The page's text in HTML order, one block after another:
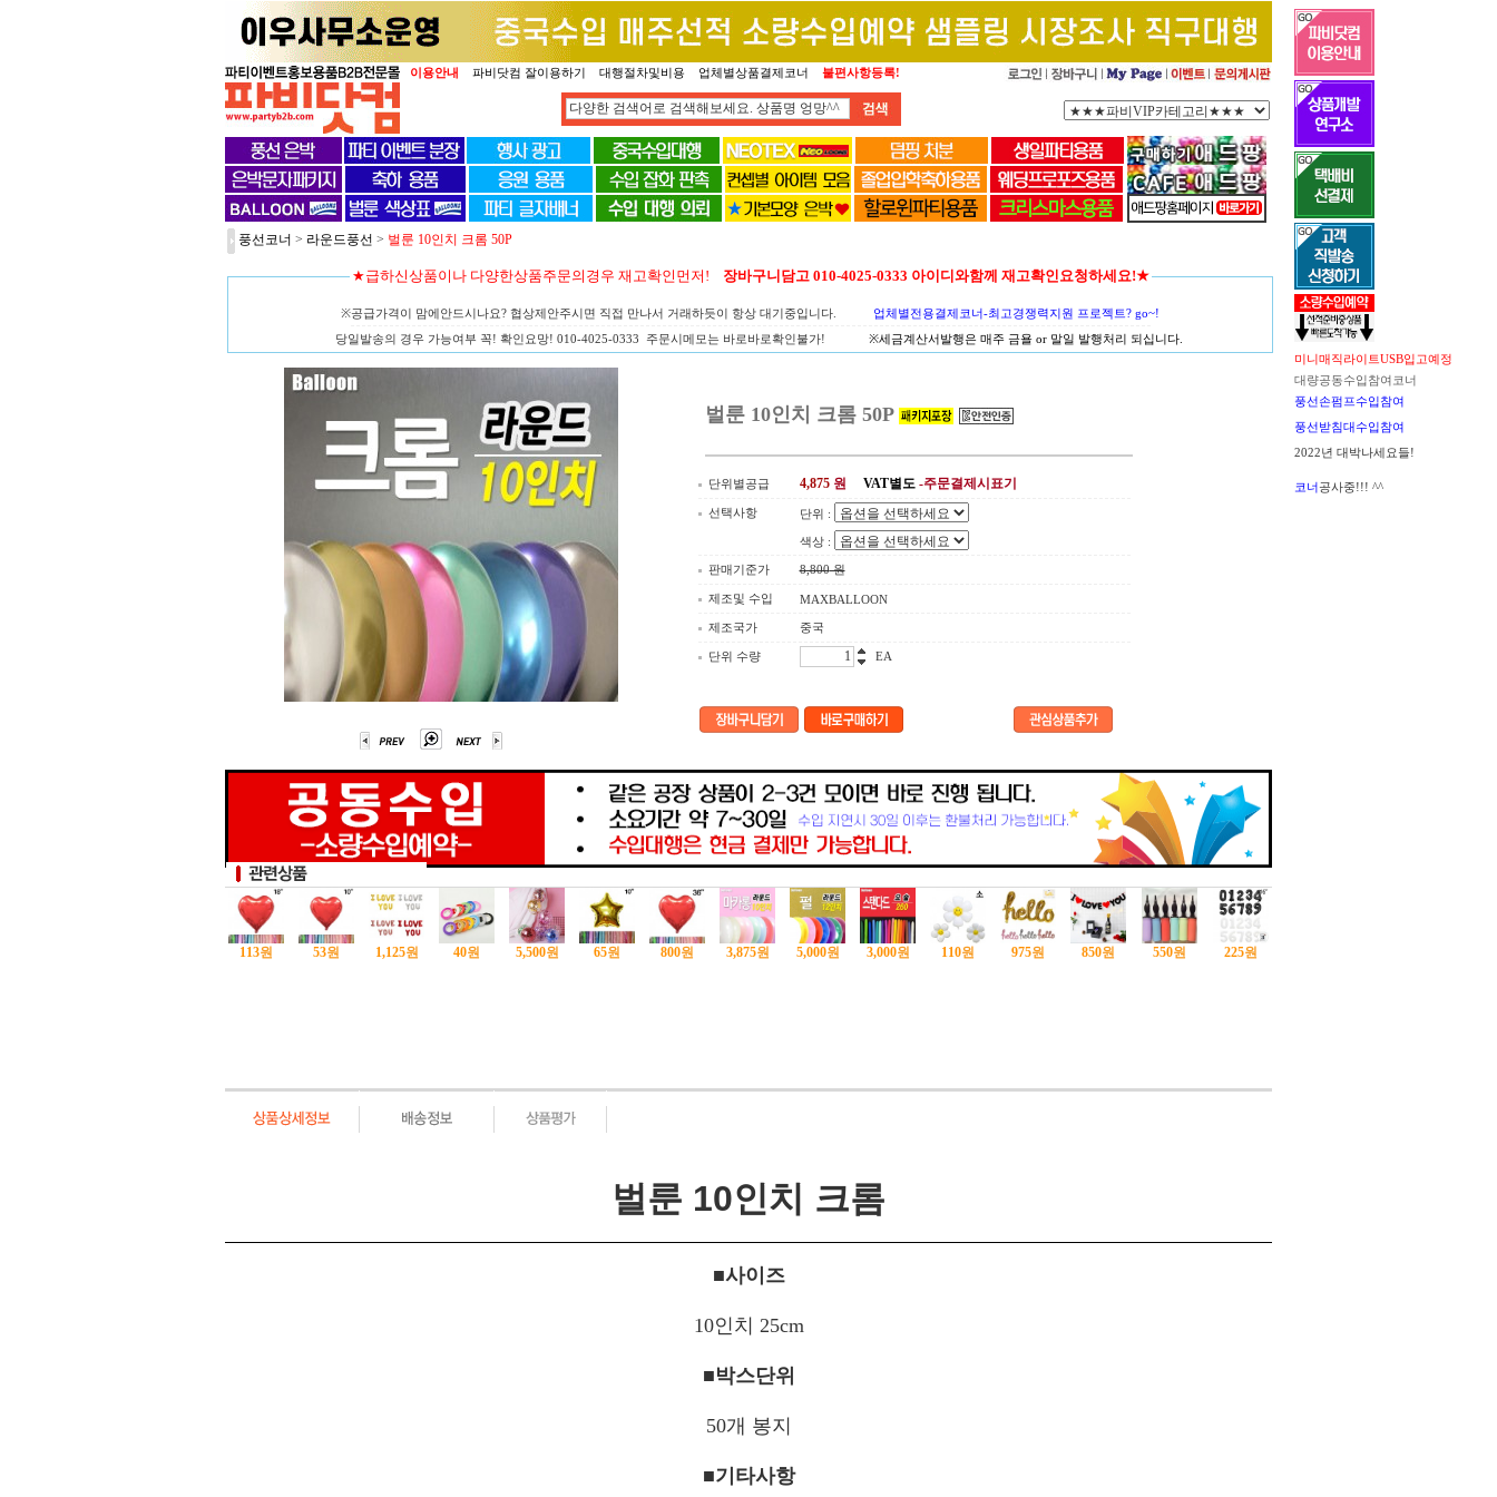
이용안내 파비닷컴 잘이용하기 대행절차및비용 업체별상품결제코너 불편사항등록!
풍선코너 > 라운드풍선 > 벌룬 10인치 크롬 50P
★급하신상품이나 다양한상품주문의경우 재고확인먼저! 장바구니담고 010-4025-0333 아이디와함께 재고확인요청하세요!★
※공급가격이 맘에안드시나요? 협상제안주시면 직접 만나서 거래하듯이 항상 대기중입니다. 업체별전용결제코너-최고경쟁력지원 프로젝트? go~!
당일발송의 경우 가능여부 꼭! 확인요망! 010-4025-0333 주문시메모는 바로바로확인불가! ※세금계산서발행은 매주 금욜 or 말일 발행처리 되십니다.
벌룬 10인치 크롬 50P
단위별공급 4,875원 VAT별도-주문결제시표기
선택사항 단위 :
색상 :
판매기준가 8,800원
제조및 수입 MAXBALLOON
제조국가 중국
단위 수량 EA
113원 53원 1,125원 40원 5,500원 65원 800원 3,875원 5,000원 3,000원 110원 975원 850원 550원 225원
벌룬 10인치 크롬
■사이즈
10인치 25cm
■박스단위
50개 봉지
■기타사항
미니매직라이트USB입고예정
대량공동수입참여코너
풍선손펌프수입참여
풍선받침대수입참여
2022년 대박나세요들!
코너공사중!!! ^^